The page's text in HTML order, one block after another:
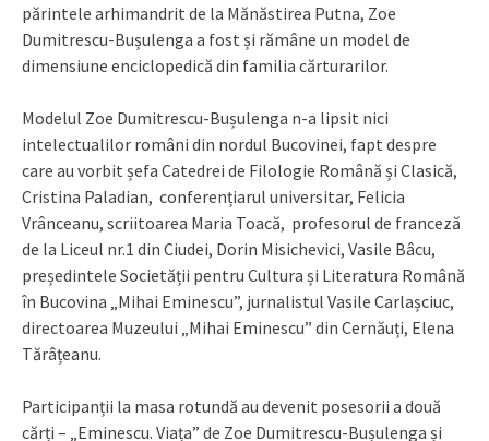
părintele arhimandrit de la Mănăstirea Putna, Zoe
Dumitrescu-Bușulenga a fost și rămâne un model de
dimensiune enciclopedică din familia cărturarilor.
Modelul Zoe Dumitrescu-Bușulenga n-a lipsit nici
intelectualilor români din nordul Bucovinei, fapt despre
care au vorbit șefa Catedrei de Filologie Română și Clasică,
Cristina Paladian, conferențiarul universitar, Felicia
Vrânceanu, scriitoarea Maria Toacă, profesorul de franceză
de la Liceul nr.1 din Ciudei, Dorin Misichevici, Vasile Bâcu,
președintele Societății pentru Cultura și Literatura Română
în Bucovina „Mihai Eminescu”, jurnalistul Vasile Carlașciuc,
directoarea Muzeului „Mihai Eminescu” din Cernăuți, Elena
Tărâțeanu.
Participanții la masa rotundă au devenit posesorii a două
cărți – „Eminescu. Viața” de Zoe Dumitrescu-Bușulenga și